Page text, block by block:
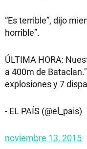
“Es terrible”, dijo
horrible”.
ÚLTIMA HORA:
a 400m de
explosiones y 7
- EL PAÍS (@el_pais)
noviembre 13, 2015